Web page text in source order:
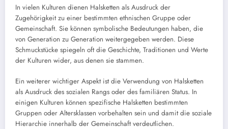
In vielen Kulturen dienen Halsketten als Ausdruck der
Zugehörigkeit zu einer bestimmten ethnischen Gruppe oder
Gemeinschaft. Sie können symbolische Bedeutungen haben, die
von Generation zu Generation weitergegeben werden. Diese
Schmuckstücke spiegeln oft die Geschichte, Traditionen und Werte
der Kulturen wider, aus denen sie stammen.
Ein weiterer wichtiger Aspekt ist die Verwendung von Halsketten
als Ausdruck des sozialen Rangs oder des familiären Status. In
einigen Kulturen können spezifische Halsketten bestimmten
Gruppen oder Altersklassen vorbehalten sein und damit die soziale
Hierarchie innerhalb der Gemeinschaft verdeutlichen.